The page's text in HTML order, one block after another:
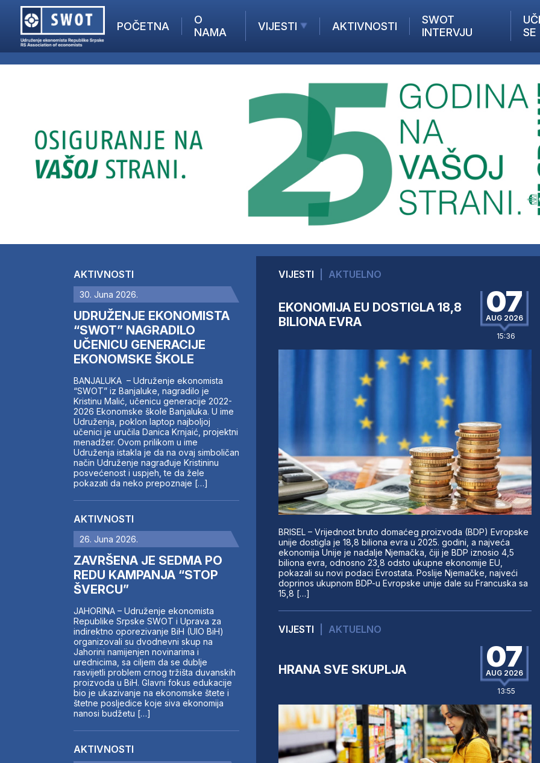
POČETNA
O
NAMA
VIJESTI
AKTUELNO
KOMPANIJE
IZ STRANIH MEDIJA
AKTIVNOSTI
SWOT
INTERVJU
SE
KOMPANIJE
FINANSIJE
IZ STRANIH MEDIJA
AKTIVNOSTI
30. Juna 2026.
UDRUŽENJE EKONOMISTA
“SWOT” NAGRADILO
UČENICU GENERACIJE
EKONOMSKE ŠKOLE
BANJALUKA – Udruženje ekonomista
“SWOT” iz Banjaluke, nagradilo je
Kristinu Malić, učenicu generacije 2022-
2026 Ekonomske škole Banjaluka. U ime
Udruženja, poklon laptop najboljoj
učenici je uručila Danica Krnjaić, projektni
menadžer. Ovom prilikom u ime
Udruženja istakla je da na ovaj simboličan
način Udruženje nagrađuje Kristininu
posvećenost i uspjeh, te da žele
pokazati da neko prepoznaje […]
AKTIVNOSTI
26. Juna 2026.
ZAVRŠENA JE SEDMA PO
REDU KAMPANJA “STOP
ŠVERCU”
JAHORINA – Udruženje ekonomista
Republike Srpske SWOT i Uprava za
indirektno oporezivanje BiH (UIO BiH)
organizovali su dvodnevni skup na
Jahorini namijenjen novinarima i
urednicima, sa ciljem da se dublje
rasvijetli problem crnog tržišta duvanskih
proizvoda u BiH. Glavni fokus edukacije
bio je ukazivanje na ekonomske štete i
štetne posljedice koje siva ekonomija
nanosi budžetu […]
AKTIVNOSTI
VIJESTI AKTUELNO
EKONOMIJA EU DOSTIGLA 18,8
BILIONA EVRA
07
AUG 2026
15:36
BRISEL – Vrijednost bruto domaćeg proizvoda (BDP) Evropske
unije dostigla je 18,8 biliona evra u 2025. godini, a najveća
ekonomija Unije je nadalje Njemačka, čiji je BDP iznosio 4,5
biliona evra, odnosno 23,8 odsto ukupne ekonomije EU,
pokazali su novi podaci Evrostata. Poslije Njemačke, najveći
doprinos ukupnom BDP-u Evropske unije dale su Francuska sa
15,8 […]
VIJESTI AKTUELNO
HRANA SVE SKUPLJA 07
AUG 2026
13:55